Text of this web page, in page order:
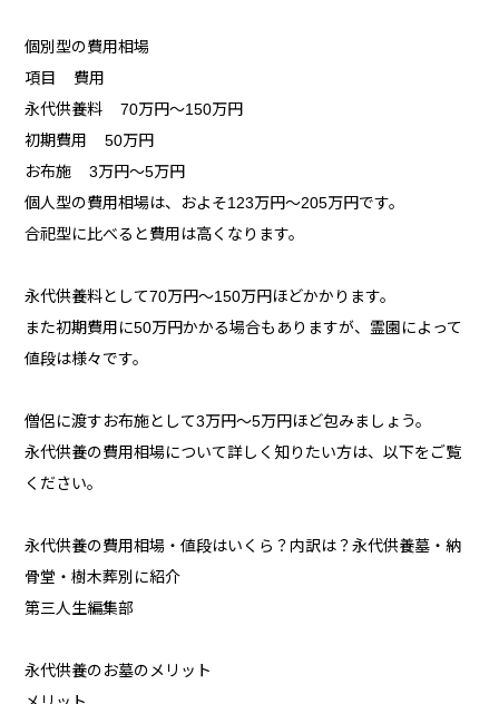
個別型の費用相場
項目 費用
永代供養料 70万円～150万円
初期費用 50万円
お布施 3万円～5万円
個人型の費用相場は、およそ123万円～205万円です。
合祀型に比べると費用は高くなります。
永代供養料として70万円～150万円ほどかかります。
また初期費用に50万円かかる場合もありますが、霊園によって
値段は様々です。
僧侶に渡すお布施として3万円～5万円ほど包みましょう。
永代供養の費用相場について詳しく知りたい方は、以下をご覧
ください。
永代供養の費用相場・値段はいくら？内訳は？永代供養墓・納
骨堂・樹木葬別に紹介
第三人生編集部
永代供養のお墓のメリット